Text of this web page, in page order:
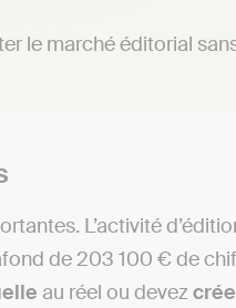
le marché éditorial
L’activité
de 203 100 € de
au réel ou devez